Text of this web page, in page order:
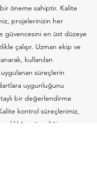
öneme sahiptir. Kalite
projelerinizin her
güvencesini en üst düzeye
çalışır. Uzman ekip ve
kullanılan
süreçlerin
uygunluğunu
bir değerlendirme
kontrol süreçlerimiz,
güvenliği ve